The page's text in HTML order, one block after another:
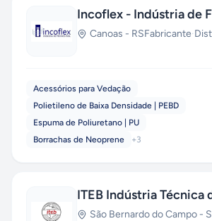
Incoflex - Indústria de
Canoas - RSFabricante·
Acessórios para Vedação
Polietileno de Baixa Densidade | PEBD
Espuma de Poliuretano | PU
Borrachas de Neoprene
+3
ITEB Indústria Técnica
São Bernardo do Campo -